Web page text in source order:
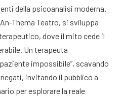
della psicoanalisi moderna.
Thema Teatro, si sviluppa
dove il mito cede il
. Un terapeuta
impossibile”, scavando
invitando il pubblico a
per esplorare la reale